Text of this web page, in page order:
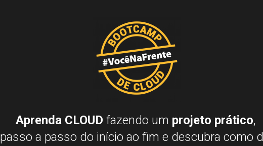
Aprenda CLOUD fazendo um projeto prático,
passo a passo do início ao fim e descubra como